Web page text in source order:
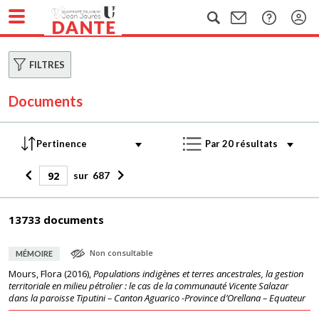
FILTRES
Documents
sur 687
13733 documents
MÉMOIRE Non consultable
Mours, Flora (2016),Populations indigènes et terres ancestrales, la gestion
territoriale en milieu pétrolier : le cas de la communauté Vicente Salazar
dans la paroisse Tiputini – Canton Aguarico -Province d’Orellana – Equateur